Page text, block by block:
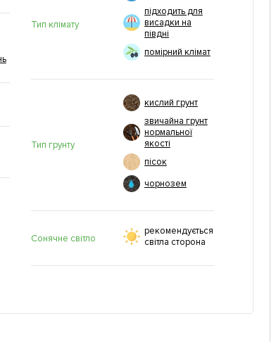
Тип клімату
підходить для
висадки на
півдні
помірний клімат
Тип грунту
кислий грунт
звичайна грунт
нормальної
якості
пісок
чорнозем
Сонячне світло
рекомендується
світла сторона